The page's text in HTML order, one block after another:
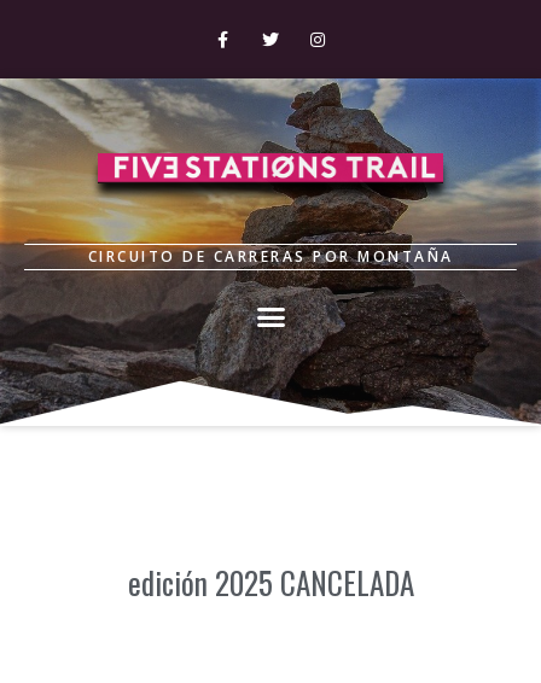
CIRCUITO DE CARRERAS POR MONTAÑA
edición 2025 CANCELADA